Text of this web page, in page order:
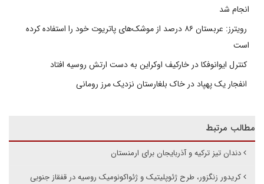
انجام شد
رویترز: عربستان ۸۶ درصد از موشک‌های پاتریوت خود را استفاده کرده
است
کنترل ایوانوفکا در خارکیف اوکراین به دست ارتش روسیه افتاد
انفجار یک پهپاد در خاک بلغارستان نزدیک مرز رومانی
مطالب مرتبط
دندان تیز ترکیه و آذربایجان برای ارمنستان
کریدور زنگزور، طرح ژئوپلیتیک و ژئواکونومیک روسیه در قفقاز جنوبی